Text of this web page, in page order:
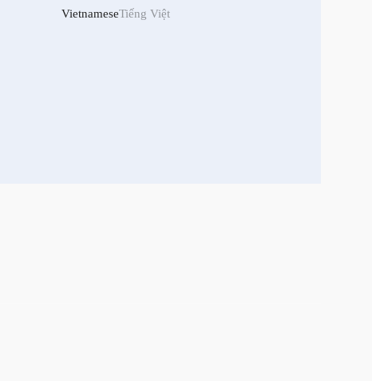
VietnameseTiếng Việt